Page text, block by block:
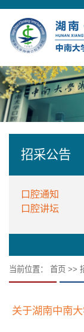
招采公告
口腔通知
口腔讲坛
当前位置： 首页 >>
关于湖南中南